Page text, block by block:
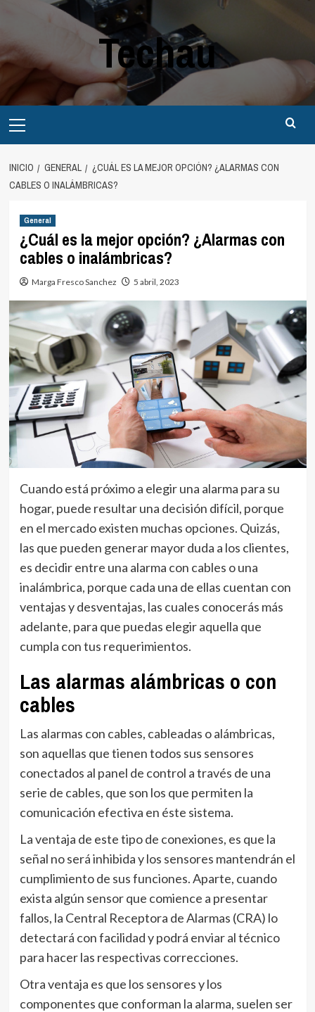
contenido
Techau
principal
INICIO GENERAL
¿CUÁL ES LA MEJOR OPCIÓN? ¿ALARMAS CON
CABLES O INALÁMBRICAS?
General
¿Cuál es la mejor opción? ¿Alarmas con
cables o inalámbricas?
Marga Fresco Sanchez 5 abril, 2023
Cuando está próximo a elegir una alarma para su
hogar, puede resultar una decisión difícil, porque
en el mercado existen muchas opciones. Quizás,
las que pueden generar mayor duda a los clientes,
es decidir entre una alarma con cables o una
inalámbrica, porque cada una de ellas cuentan con
ventajas y desventajas, las cuales conocerás más
adelante, para que puedas elegir aquella que
cumpla con tus requerimientos.
Las alarmas alámbricas o con
cables
Las alarmas con cables, cableadas o alámbricas,
son aquellas que tienen todos sus sensores
conectados al panel de control a través de una
serie de cables, que son los que permiten la
comunicación efectiva en éste sistema.
La ventaja de este tipo de conexiones, es que la
señal no será inhibida y los sensores mantendrán el
cumplimiento de sus funciones. Aparte, cuando
exista algún sensor que comience a presentar
fallos, la Central Receptora de Alarmas (CRA) lo
detectará con facilidad y podrá enviar al técnico
para hacer las respectivas correcciones.
Otra ventaja es que los sensores y los
componentes que conforman la alarma, suelen ser